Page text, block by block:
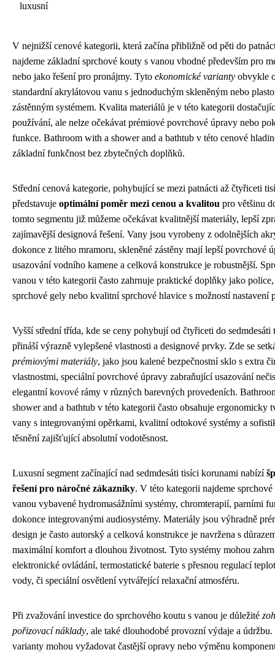
luxusní
V nejnižší cenové kategorii, která začína přibližně od pěti do
najdeme základní sprchové kouty s vanou vhodné především pro
nebo jako řešení pro pronájmy. Tyto ekonomické varianty obvykle
standardní akrylátovou vanu s jednoduchým skleněným nebo
zástěnným systémem. Kvalita materiálů je v této kategorii
používání, ale nelze očekávat prémiové povrchové úpravy nebo
funkce. Bathroom with a shower and a bathtub v této cenové
základní funkčnost bez zbytečných doplňků.
Střední cenová kategorie, pohybující se mezi patnácti až čtyřiceti
představuje optimální poměr mezi cenou a kvalitou pro většinu
tomto segmentu již můžeme očekávat kvalitnější materiály, lepší
zajímavější designová řešení. Vany jsou vyrobeny z odolnějších
dokonce z litého mramoru, skleněné zástěny mají lepší povrchové
usazování vodního kamene a celková konstrukce je robustnější.
vanou v této kategorii často zahrnuje praktické doplňky jako
sprchové gely nebo kvalitní sprchové hlavice s možností nastavení
Vyšší střední třída, kde se ceny pohybují od čtyřiceti do sedmdesáti
přináší výrazně vylepšené vlastnosti a designové prvky. Zde se
prémiovými materiály, jako jsou kalené bezpečnostní sklo s extra
vlastnostmi, speciální povrchové úpravy zabraňující usazování
elegantní kovové rámy v různých barevných provedeních.
shower and a bathtub v této kategorii často obsahuje ergonomicky
vany s integrovanými opěrkami, kvalitní odtokové systémy a
těsnění zajišťující absolutní vodotěsnost.
Luxusní segment začínající nad sedmdesáti tisíci korunami nabízí
řešení pro náročné zákazníky. V této kategorii najdeme
vanou vybavené hydromasážními systémy, chromterapií, parními
dokonce integrovanými audiosystémy. Materiály jsou výhradně
design je často autorský a celková konstrukce je navržena s
maximální komfort a dlouhou životnost. Tyto systémy mohou
elektronické ovládání, termostatické baterie s přesnou regulací
vody, či speciální osvětlení vytvářející relaxační atmosféru.
Při zvažování investice do sprchového koutu s vanou je důležité
pořizovací náklady, ale také dlouhodobé provozní výdaje a
varianty mohou vyžadovat častější opravy nebo výměnu